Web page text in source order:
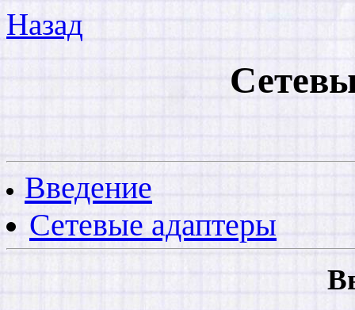
Назад
Введение
Сетевые адаптеры